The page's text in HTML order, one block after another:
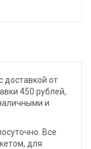
доставкой от
450 рублей,
и
Все
для